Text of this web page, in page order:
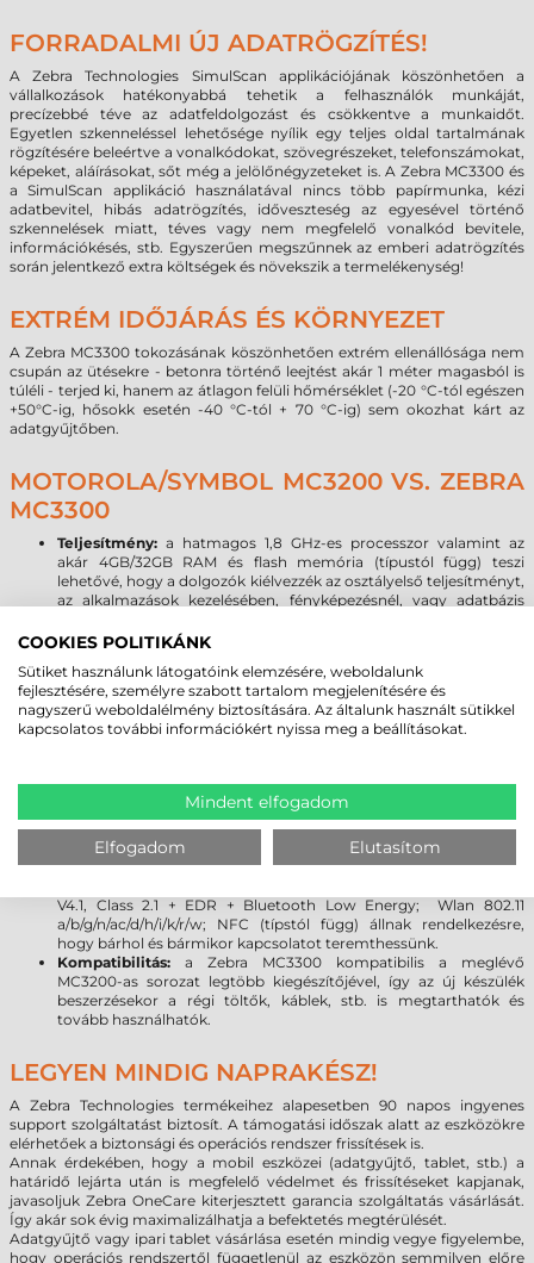
FORRADALMI ÚJ ADATRÖGZÍTÉS!
A Zebra Technologies SimulScan applikációjának köszönhetően a
vállalkozások hatékonyabbá tehetik a felhasználók munkáját,
precízebbé téve az adatfeldolgozást és csökkentve a munkaidőt.
Egyetlen szkenneléssel lehetősége nyílik egy teljes oldal tartalmának
rögzítésére beleértve a vonalkódokat, szövegrészeket, telefonszámokat,
képeket, aláírásokat, sőt még a jelölőnégyzeteket is. A Zebra MC3300 és
a SimulScan applikáció használatával nincs több papírmunka, kézi
adatbevitel, hibás adatrögzítés, időveszteség az egyesével történő
szkennelések miatt, téves vagy nem megfelelő vonalkód bevitele,
információkésés, stb. Egyszerűen megszűnnek az emberi adatrögzítés
során jelentkező extra költségek és növekszik a termelékenység!
EXTRÉM IDŐJÁRÁS ÉS KÖRNYEZET
A Zebra MC3300 tokozásának köszönhetően extrém ellenállósága nem
csupán az ütésekre - betonra történő leejtést akár 1 méter magasból is
túléli - terjed ki, hanem az átlagon felüli hőmérséklet (-20 °C-tól egészen
+50°C-ig, hősokk esetén -40 °C-tól + 70 °C-ig) sem okozhat kárt az
adatgyűjtőben.
MOTOROLA/SYMBOL MC3200 VS. ZEBRA
MC3300
Teljesítmény: a hatmagos 1,8 GHz-es processzor valamint az
akár 4GB/32GB RAM és flash memória (típustól függ) teszi
lehetővé, hogy a dolgozók kiélvezzék az osztályelső teljesítményt,
az alkalmazások kezelésében, fényképezésnél, vagy adatbázis
teljesítményt nyújt még a legnagyobb igényű multimédiás
Operációs rendszer:2020-ban megszűnik a Microsoft Windows
mobil operációs rendszerek támogatása, így az új OS forradalmi
hullám már a 24 órába lépett. A Zebra MC3300 terminálon a
legújabb Android 7.0 rendszer lehetővé teszi, hogy a programok
Windows rendszer váltásról
a Gorilla Glass kijelző növeli a szkenner tartósságát,
továbbá meggátolja a karcolások kialakulását. A sérülésekre
gyakorlatilag érzéketlen üveg törés vagy karcolódás nélkül
ellenáll a leggyakoribb leejtéseknek.
V4.1, Class 2.1 + EDR + Bluetooth Low Energy; Wlan 802.11
a/b/g/n/ac/d/h/i/k/r/w; NFC (típstól függ) állnak rendelkezésre,
hogy bárhol és bármikor kapcsolatot teremthessünk.
Kompatibilitás: a Zebra MC3300 kompatibilis a meglévő
MC3200-as sorozat legtöbb kiegészítőjével, így az új készülék
beszerzésekor a régi töltők, káblek, stb. is megtarthatók és
tovább használhatók.
LEGYEN MINDIG NAPRAKÉSZ!
A Zebra Technologies termékeihez alapesetben 90 napos ingyenes
support szolgáltatást biztosít. A támogatási időszak alatt az eszközökre
elérhetőek a biztonsági és operációs rendszer frissítések is.
Annak érdekében, hogy a mobil eszközei (adatgyűjtő, tablet, stb.) a
határidő lejárta után is megfelelő védelmet és frissítéseket kapjanak,
javasoljuk Zebra OneCare kiterjesztett garancia szolgáltatás vásárlását.
Így akár sok évig maximalizálhatja a befektetés megtérülését.
Adatgyűjtő vagy ipari tablet vásárlása esetén mindig vegye figyelembe,
hogy operációs rendszertől függetlenül az eszközön semmilyen előre
COOKIES POLITIKÁNK
Sütiket használunk látogatóink elemzésére, weboldalunk
fejlesztésére, személyre szabott tartalom megjelenítésére és
nagyszerű weboldalélmény biztosítására. Az általunk használt sütikkel
kapcsolatos további információkért nyissa meg a beállításokat.
Mindent elfogadom
Elfogadom Elutasítom